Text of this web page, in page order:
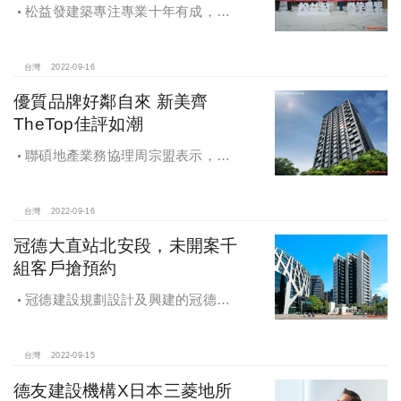
松益發建築專注專業十年有成，首
女神郭雪芙首度為房地產品牌代言
台灣 2022-09-16
優質品牌好鄰自來 新美齊
TheTop佳評如潮
聯碩地產業務協理周宗盟表示，
戶的未來潛力、雙北無界的絕佳地段
條件，更看中新美齊超規格規劃。
台灣 2022-09-16
冠德大直站北安段，未開案千
組客戶搶預約
冠德建設規劃設計及興建的冠德北
大學、大直高中、北安國中及大直國
內湖科學園區不遠，以「人文匯聚場
台灣 2022-09-15
德友建設機構X日本三菱地所